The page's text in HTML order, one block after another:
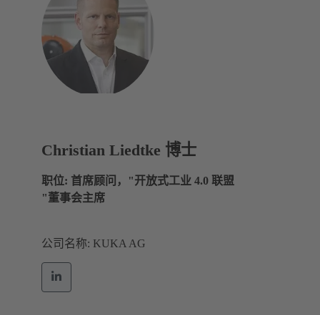
Christian Liedtke 博士
职位: 首席顾问，"开放式工业 4.0 联盟
"董事会主席
公司名称: KUKA AG